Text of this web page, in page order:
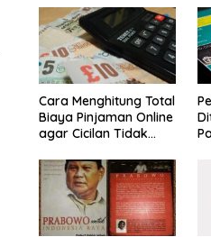
Cara Menghitung Total
Biaya Pinjaman Online
agar Cicilan Tidak